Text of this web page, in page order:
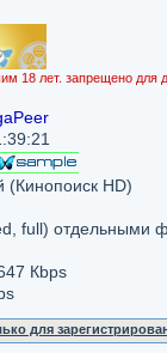
18 лет. запрещено для
(Кинопоиск HD)
full) отдельными
Кbps
для